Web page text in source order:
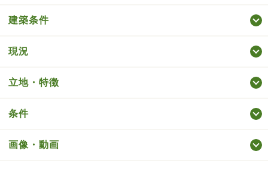
建築条件
現況
立地・特徴
条件
画像・動画